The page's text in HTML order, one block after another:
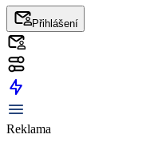
Přihlášení
Reklama